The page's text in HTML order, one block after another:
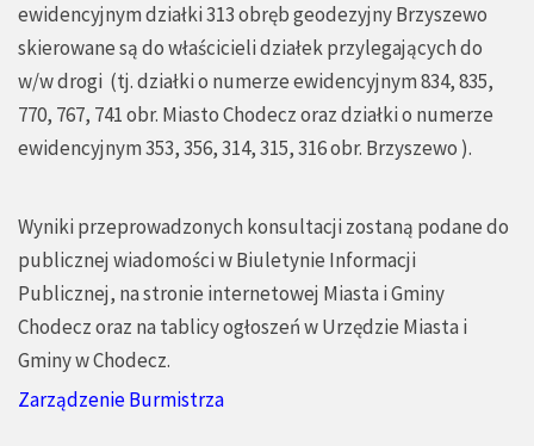
ewidencyjnym działki 313 obręb geodezyjny Brzyszewo
skierowane są do właścicieli działek przylegających do
w/w drogi (tj. działki o numerze ewidencyjnym 834, 835,
770, 767, 741 obr. Miasto Chodecz oraz działki o numerze
ewidencyjnym 353, 356, 314, 315, 316 obr. Brzyszewo ).
Wyniki przeprowadzonych konsultacji zostaną podane do
publicznej wiadomości w Biuletynie Informacji
Publicznej, na stronie internetowej Miasta i Gminy
Chodecz oraz na tablicy ogłoszeń w Urzędzie Miasta i
Gminy w Chodecz.
Zarządzenie Burmistrza